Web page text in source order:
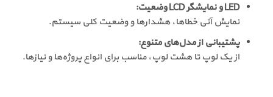
LED و نمایشگر LCD وضعیت:
نمایش آنی خطاها، هشدارها و وضعیت کلی سیستم.
پشتیبانی از مدل‌های متنوع:
از یک لوپ تا هشت لوپ، مناسب برای انواع پروژه‌ها و نیازها.